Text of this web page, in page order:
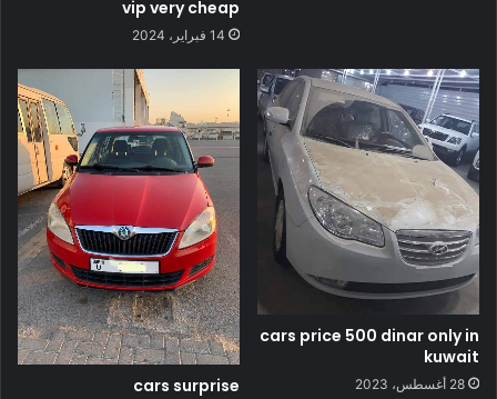
vip very cheap
14 فبراير، 2024
cars price 500 dinar only in
kuwait
28 أغسطس، 2023 cars surprise